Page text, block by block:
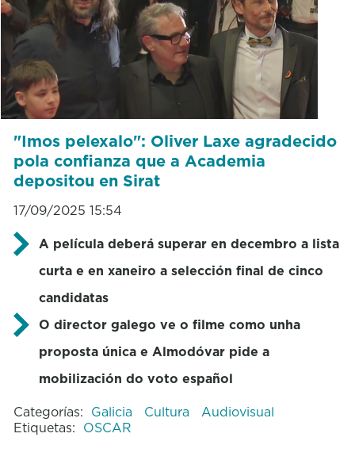
"Imos pelexalo": Oliver Laxe agradecido
pola confianza que a Academia
depositou en Sirat
17/09/2025 15:54
A película deberá superar en decembro a lista
curta e en xaneiro a selección final de cinco
candidatas
O director galego ve o filme como unha
proposta única e Almodóvar pide a
mobilización do voto español
Categorías: Galicia Cultura
Audiovisual
Etiquetas: OSCAR